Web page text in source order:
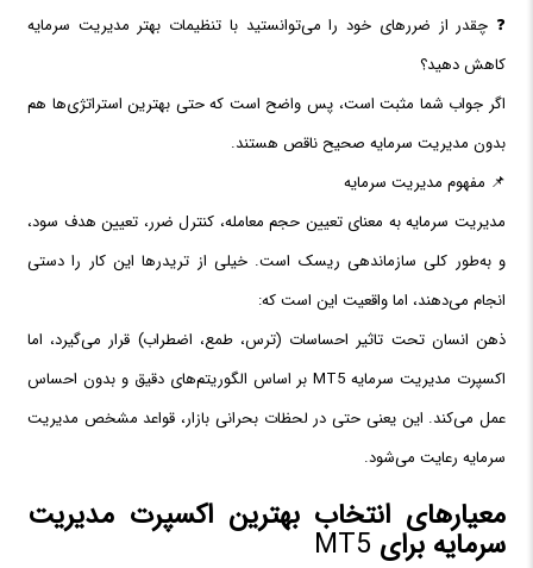
❓ چقدر از ضررهای خود را می‌توانستید با تنظیمات بهتر مدیریت سرمایه
کاهش دهید؟
اگر جواب شما مثبت است، پس واضح است که حتی بهترین استراتژی‌ها هم
بدون مدیریت سرمایه صحیح ناقص هستند.
📌 مفهوم مدیریت سرمایه
مدیریت سرمایه به معنای تعیین حجم معامله، کنترل ضرر، تعیین هدف سود،
و به‌طور کلی سازماندهی ریسک است. خیلی از تریدرها این کار را دستی
انجام می‌دهند، اما واقعیت این است که:
ذهن انسان تحت تاثیر احساسات (ترس، طمع، اضطراب) قرار می‌گیرد، اما
اکسپرت مدیریت سرمایه MT5 بر اساس الگوریتم‌های دقیق و بدون احساس
عمل می‌کند. این یعنی حتی در لحظات بحرانی بازار، قواعد مشخص مدیریت
سرمایه رعایت می‌شود.
معیارهای انتخاب بهترین اکسپرت مدیریت
سرمایه برای